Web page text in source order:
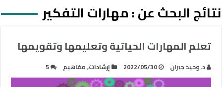
نتائج البحث عن :مهارات التفكير
تعلم المهارات الحياتية وتعليمها وتقويمها
د. وحيد جبران 2022/05/30 إرشادات,مفاهيم 5